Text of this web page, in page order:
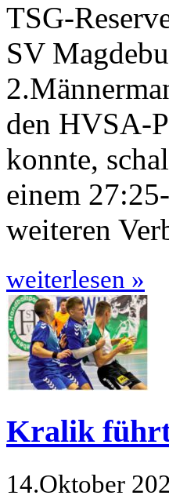
TSG-
SV
den HVSA-
konnte,
einem
weiteren
weiterlesen »
Kralik führt
14.Oktober